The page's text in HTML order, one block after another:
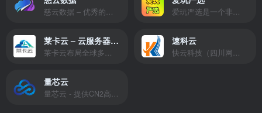
慈云数据 – 优秀的云服务器服务商，提供最具有性价比的产品。慈云数据是开发者必不可少的良心云 爱玩严选是一个非常有保障且性价比极高的虚拟商城，包括但不限于苹果证书、技术指导、会员充值等多种虚拟服务！
莱卡云 – 云服务器提供商
莱卡云布局全球多个地理区域。提供服务有：境外云服务器、国内云服务器、独立服务器、服务器托管、CDN、SSL证书、游戏服务器等业务。
速科云
快云科技（四川网联快云科技有限公司）成立于2021年，主营互联网业务平台服务提供商。公司专注为用户提供低价高性能云计算产品，致力于云计算应用的易用性开发，并引导云计算在国内普及
量芯云
量芯云 - 提供CN2高速香港美国云服务器&专业高防服务器租用等云服务器供应商